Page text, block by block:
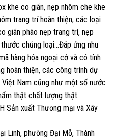
khe co giãn, nẹp nhôm che khe
trang trí hoàn thiện, các loại
giãn phào nẹp trang trí, nẹp
chủng loại…Đáp ứng nhu
hàng hóa ngoại cở và có tính
hoàn thiện, các công trình dự
Nam cũng như một số nước
thật chất lượng thật.
Sản xuất Thương mại và Xây
Linh, phường Đại Mỗ, Thành